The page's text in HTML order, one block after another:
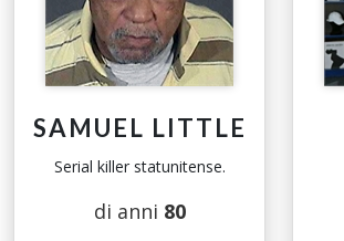
SAMUEL LITTLE
Serial killer statunitense.
di anni 80